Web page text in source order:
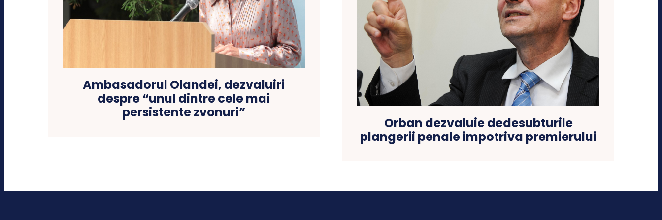
Ambasadorul Olandei, dezvaluiri
despre “unul dintre cele mai
persistente zvonuri”
Orban dezvaluie dedesubturile
plangerii penale impotriva premierului